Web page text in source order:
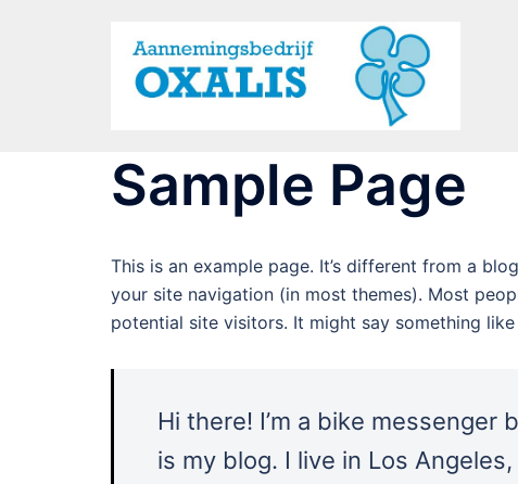
Sample Page
This is an example page. It’s different from a
your site navigation (in most themes). Most
potential site visitors. It might say something
Hi there! I’m a bike
is my blog. I live in Los